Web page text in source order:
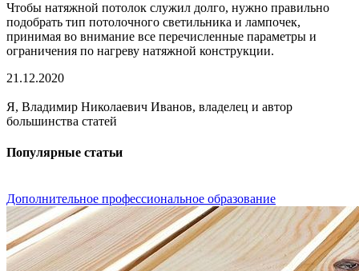
Чтобы натяжной потолок служил долго, нужно правильно
подобрать тип потолочного светильника и лампочек,
принимая во внимание все перечисленные параметры и
ограничения по нагреву натяжной конструкции.
21.12.2020
Я, Владимир Николаевич Иванов, владелец и автор
большинства статей
Популярные статьи
Дополнительное профессиональное образование